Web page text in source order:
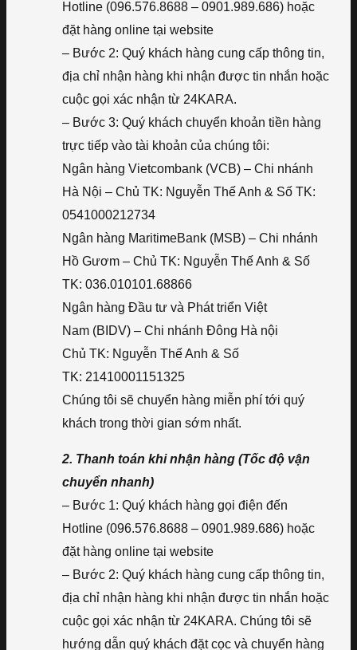
Hotline (096.576.8688 – 0901.989.686) hoặc
đặt hàng online tại website
– Bước 2: Quý khách hàng cung cấp thông tin,
địa chỉ nhận hàng khi nhận được tin nhắn hoặc
cuộc gọi xác nhận từ 24KARA.
– Bước 3: Quý khách chuyển khoản tiền hàng
trực tiếp vào tài khoản của chúng tôi:
Ngân hàng Vietcombank (VCB) – Chi nhánh
Hà Nội – Chủ TK: Nguyễn Thế Anh & Số TK:
0541000212734
Ngân hàng MaritimeBank (MSB) – Chi nhánh
Hồ Gươm – Chủ TK: Nguyễn Thế Anh & Số
TK: 036.010101.68866
Ngân hàng Đầu tư và Phát triển Việt
Nam (BIDV) – Chi nhánh Đông Hà nội
Chủ TK: Nguyễn Thế Anh & Số
TK: 21410001151325
Chúng tôi sẽ chuyển hàng miễn phí tới quý
khách trong thời gian sớm nhất.
2. Thanh toán khi nhận hàng (Tốc độ vận
chuyển nhanh)
– Bước 1: Quý khách hàng gọi điện đến
Hotline (096.576.8688 – 0901.989.686) hoặc
đặt hàng online tại website
– Bước 2: Quý khách hàng cung cấp thông tin,
địa chỉ nhận hàng khi nhận được tin nhắn hoặc
cuộc gọi xác nhận từ 24KARA. Chúng tôi sẽ
hướng dẫn quý khách đặt cọc và chuyển hàng